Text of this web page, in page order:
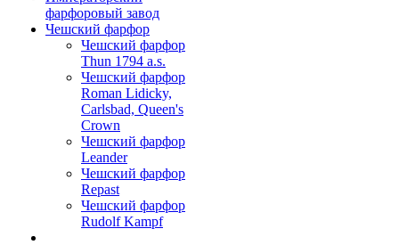
фарфоровый завод
Чешский фарфор
Чешский фарфор
Thun 1794 a.s.
Чешский фарфор
Roman Lidicky,
Carlsbad, Queen's
Crown
Чешский фарфор
Leander
Чешский фарфор
Repast
Чешский фарфор
Rudolf Kampf